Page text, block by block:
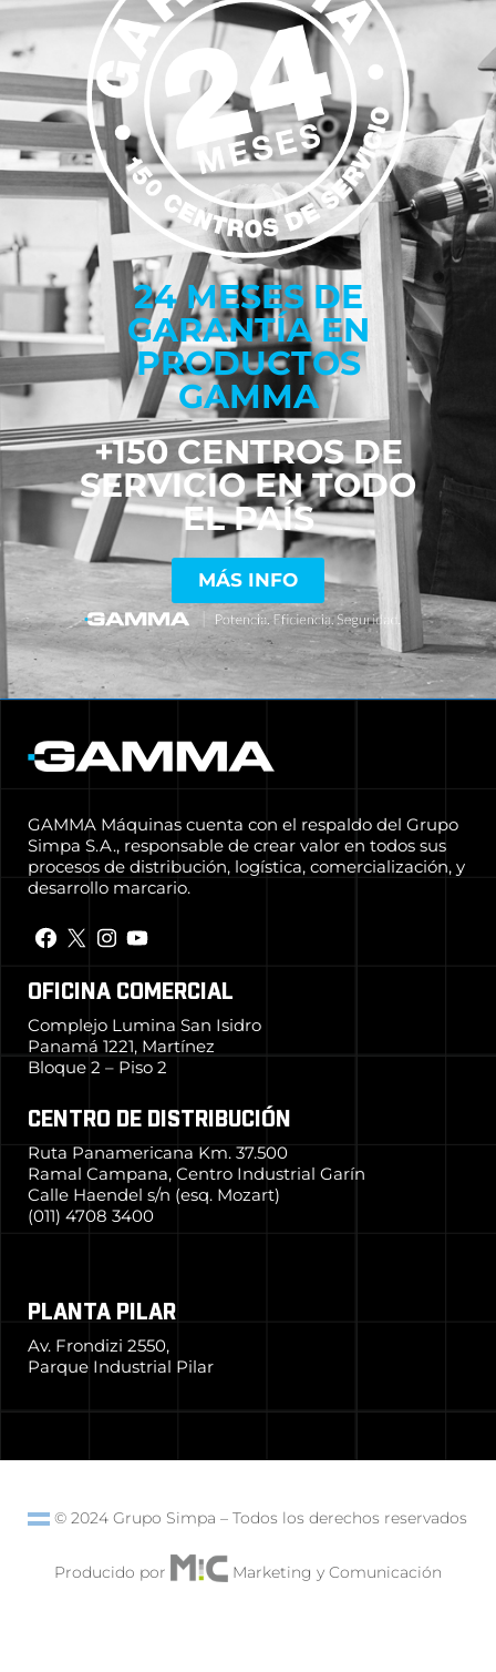
24 MESES DE
GARANTÍA EN
PRODUCTOS
GAMMA
+150 CENTROS DE
SERVICIO EN TODO
EL PAÍS
MÁS INFO
GAMMA Máquinas cuenta con el respaldo del Grupo
Simpa S.A., responsable de crear valor en todos sus
procesos de distribución, logística, comercialización, y
desarrollo marcario.
OFICINA COMERCIAL
Complejo Lumina San Isidro
Panamá 1221, Martínez
Bloque 2 – Piso 2
CENTRO DE DISTRIBUCIÓN
Ruta Panamericana Km. 37.500
Ramal Campana, Centro Industrial Garín
Calle Haendel s/n (esq. Mozart)
(011) 4708 3400
PLANTA PILAR
Av. Frondizi 2550,
Parque Industrial Pilar
© 2024 Grupo Simpa– Todos los derechos reservados
Producido por Marketing y Comunicación